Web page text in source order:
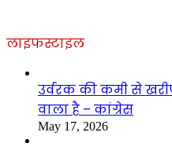
लाइफस्टाइल
उर्वरक की कमी से
वाला है – कांग्रेस
May 17, 2026